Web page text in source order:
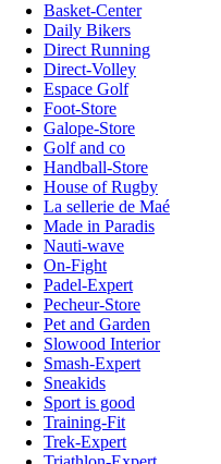
Basket-Center
Daily Bikers
Direct Running
Direct-Volley
Espace Golf
Foot-Store
Galope-Store
Golf and co
Handball-Store
House of Rugby
La sellerie de Maé
Made in Paradis
Nauti-wave
On-Fight
Padel-Expert
Pecheur-Store
Pet and Garden
Slowood Interior
Smash-Expert
Sneakids
Sport is good
Training-Fit
Trek-Expert